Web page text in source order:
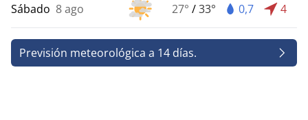
Sábado 8 ago 27° /33° 0,7 4
Previsión meteorológica a 14 días.